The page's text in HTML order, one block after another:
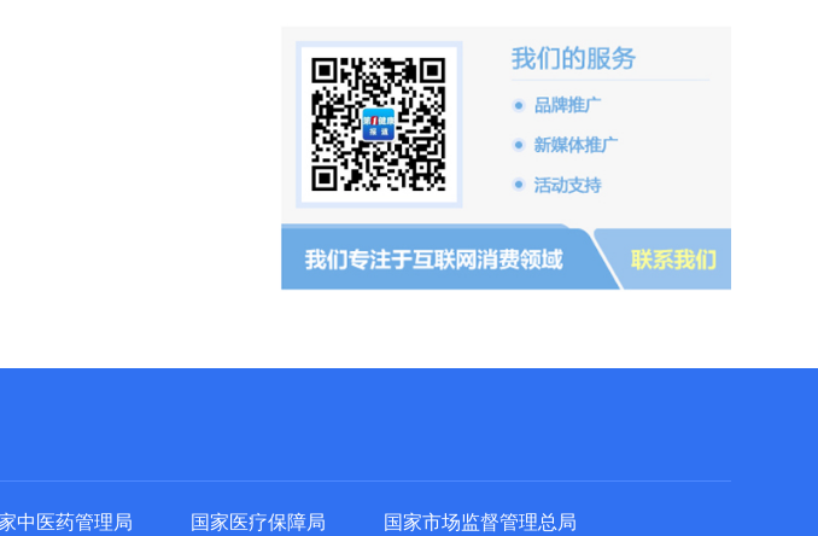
中医药管理局 国家医疗保障局 国家市场监督管理总局